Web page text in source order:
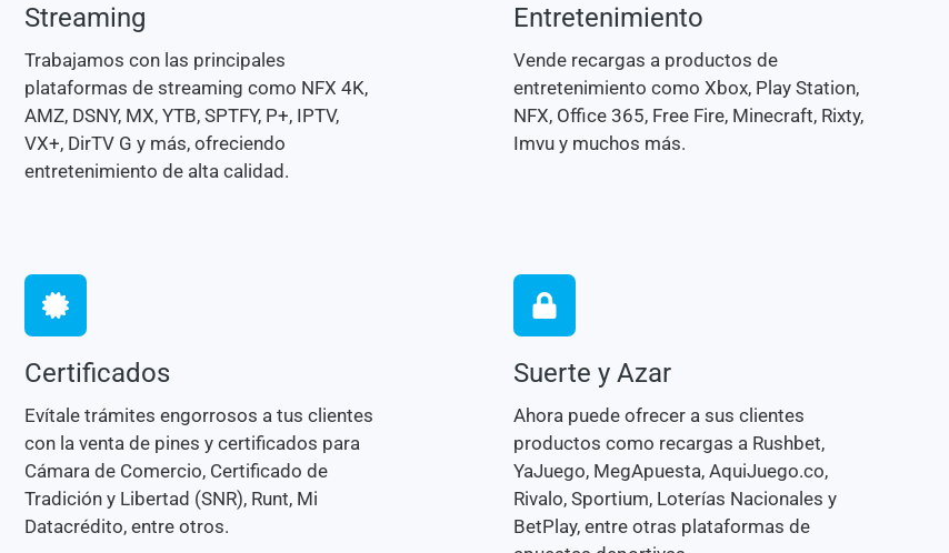
Streaming
Trabajamos con las principales
plataformas de streaming como NFX 4K,
AMZ, DSNY, MX, YTB, SPTFY, P+, IPTV,
VX+, DirTV G y más, ofreciendo
entretenimiento de alta calidad.
Entretenimiento
Vende recargas a productos de
entretenimiento como Xbox, Play Station,
NFX, Office 365, Free Fire, Minecraft, Rixty,
Imvu y muchos más.
Certificados
Evítale trámites engorrosos a tus clientes
con la venta de pines y certificados para
Cámara de Comercio, Certificado de
Tradición y Libertad (SNR), Runt, Mi
Datacrédito, entre otros.
Suerte y Azar
Ahora puede ofrecer a sus clientes
productos como recargas a Rushbet,
YaJuego, MegApuesta, AquiJuego.co,
Rivalo, Sportium, Loterías Nacionales y
BetPlay, entre otras plataformas de